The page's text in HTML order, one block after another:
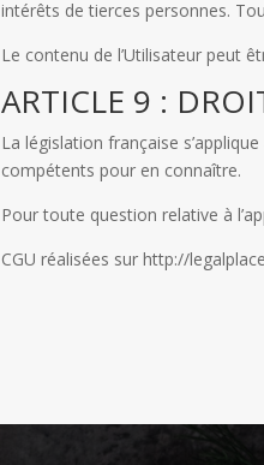
intérêts de tierces personnes.
Le contenu de l’Utilisateur peut
ARTICLE 9 :
La législation française
compétents pour en connaître.
Pour toute question relative à
CGU réalisées sur http://